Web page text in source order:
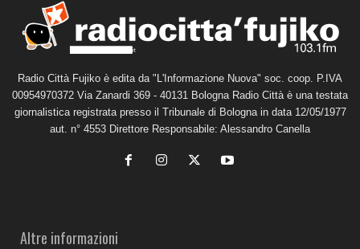
Radio Città Fujiko è edita da "L'Informazione Nuova" soc. coop. P.IVA
00954970372 Via Zanardi 369 - 40131 Bologna Radio Città è una testata
giornalistica registrata presso il Tribunale di Bologna in data 12/05/1977
aut. n° 4553 Direttore Responsabile: Alessandro Canella
Altre informazioni